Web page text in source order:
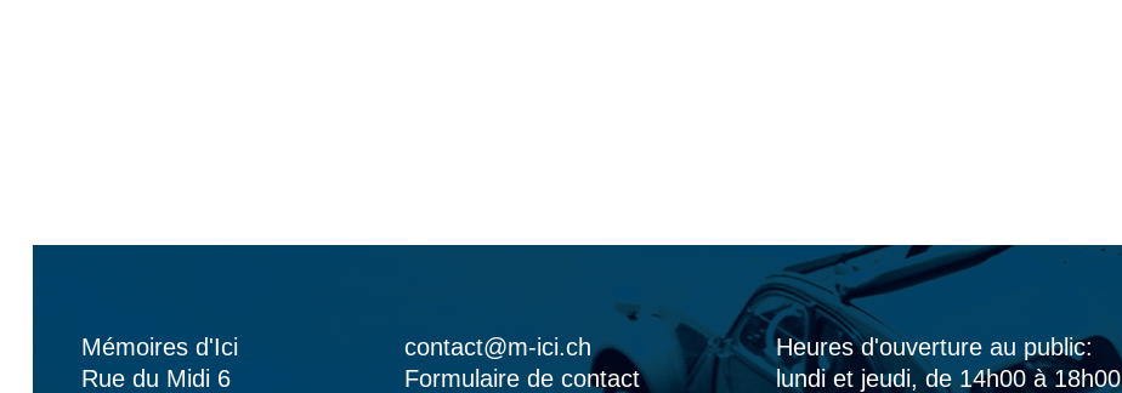
Mémoires d'Ici
Rue du Midi 6
contact@m-ici.ch
Formulaire de contact
Heures d'ouverture au public:
lundi et jeudi, de 14h00 à 18h00